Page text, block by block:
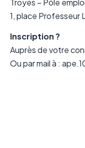
Troyes – Pôle emploi
1, place Professeur
Inscription ?
Auprès de votre
Ou par mail à :